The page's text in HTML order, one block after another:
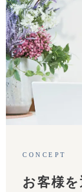
第一印象を
CONCEPT
お客様を